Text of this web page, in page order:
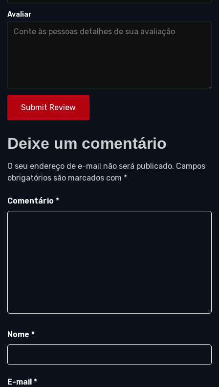
Avaliar
Submit Review
Deixe um comentário
O seu endereço de e-mail não será publicado. Campos
obrigatórios são marcados com *
Comentário *
Nome *
E-mail *